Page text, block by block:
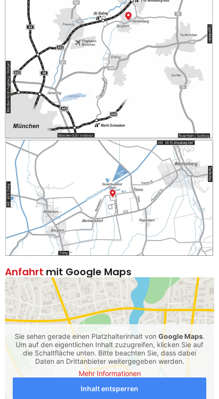
Anfahrt mit Google Maps
Sie sehen gerade einen Platzhalterinhalt von Google Maps.
Um auf den eigentlichen Inhalt zuzugreifen, klicken Sie auf
die Schaltfläche unten. Bitte beachten Sie, dass dabei
Daten an Drittanbieter weitergegeben werden.
Mehr Informationen
Inhalt entsperren